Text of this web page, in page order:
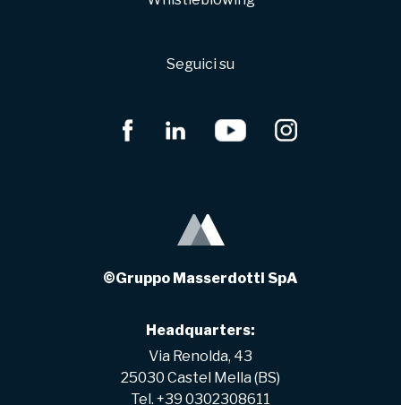
©Gruppo Masserdotti SpA
Headquarters:
Via Renolda, 43
25030 Castel Mella (BS)
Tel. +39 0302308611
Seguici su